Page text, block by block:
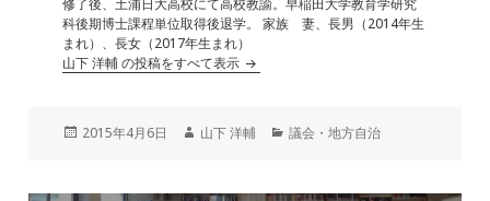
科後期博士課程単位取得後退学。 家族 妻、長男（2014年生
まれ）、長女（2017年生まれ）
山下 洋輔 の投稿をすべて表示
投
2015年4月6日
作
山下 洋輔
カ
リ
議会・地方自治